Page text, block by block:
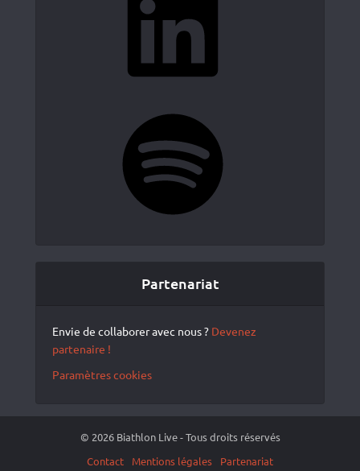
Partenariat
Envie de collaborer avec nous ? Devenez
partenaire !
Paramètres cookies
© 2026 Biathlon Live - Tous droits réservés
Contact
Mentions légales Partenariat